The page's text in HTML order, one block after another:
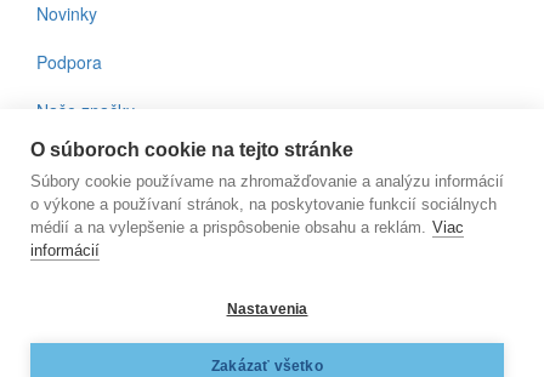
Novinky
Podpora
Naše značky
Kontakty
Prihlásenie do noviniek
E-mail
KLEMENS, s.r.o., Nižnianska 6572/2, 080 06 Ľubotice, e-
O súboroch cookie na tejto stránke
Súbory cookie používame na zhromažďovanie a analýzu informácií
o výkone a používaní stránok, na poskytovanie funkcií sociálnych
médií a na vylepšenie a prispôsobenie obsahu a reklám. Viac
informácií
Nastavenia
Zakázať všetko